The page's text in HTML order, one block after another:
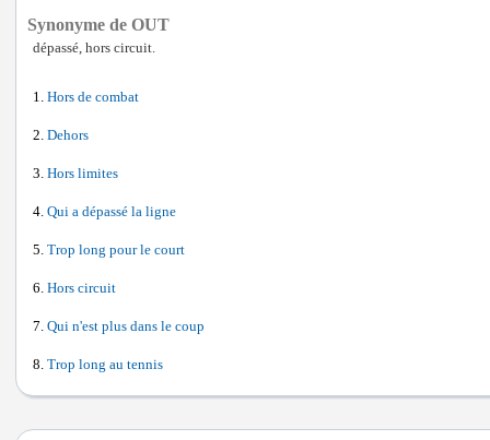
Synonyme de OUT
dépassé, hors circuit.
Hors de combat
Dehors
Hors limites
Qui a dépassé la ligne
Trop long pour le court
Hors circuit
Qui n'est plus dans le coup
Trop long au tennis